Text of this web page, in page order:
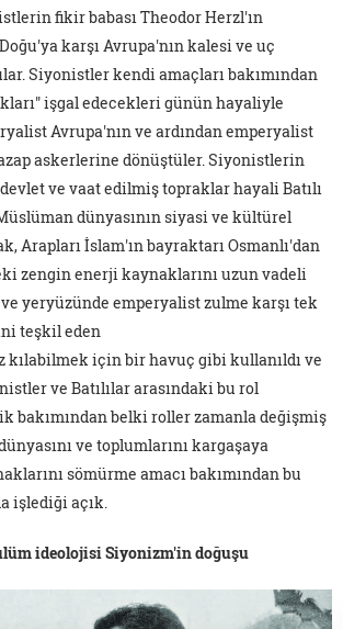
fikir babası Theodor Herzl'ın
karşı Avrupa'nın kalesi ve uç
Siyonistler kendi amaçları bakımından
işgal edecekleri günün hayaliyle
Avrupa'nın ve ardından emperyalist
askerlerine dönüştüler. Siyonistlerin
ve vaat edilmiş topraklar hayali Batılı
dünyasının siyasi ve kültürel
Arapları İslam'ın bayraktarı Osmanlı'dan
zengin enerji kaynaklarını uzun vadeli
yeryüzünde emperyalist zulme karşı tek
teşkil eden
için bir havuç gibi kullanıldı ve
ve Batılılar arasındaki bu rol
bakımından belki roller zamanla değişmiş
ve toplumlarını kargaşaya
sömürme amacı bakımından bu
işlediği açık.
ideolojisi Siyonizm'in doğuşu